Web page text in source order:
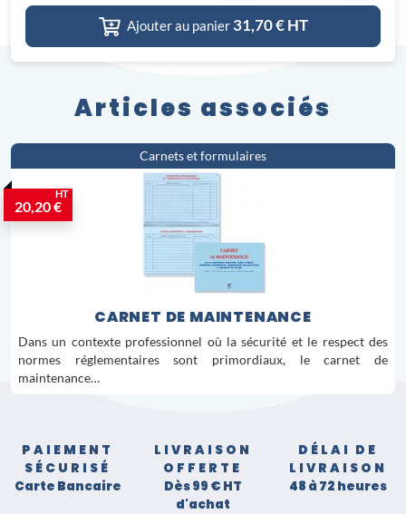
Ajouter au panier 31,70€ HT
Articles associés
Carnets et formulaires
20,20 €
HT
CARNET DE MAINTENANCE
Dans un contexte professionnel où la sécurité et le respect des
normes réglementaires sont primordiaux, le carnet de
maintenance…
PAIEMENT
SÉCURISÉ
Carte Bancaire
LIVRAISON
OFFERTE
Dès 99 € HT
d'achat
DÉLAI DE
LIVRAISON
48 à 72 heures